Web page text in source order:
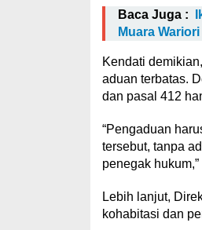
Baca Juga :
Muara Wariori
Kendati
aduan terbatas.
dan pasal 412
“Pengaduan
tersebut, tanpa
penegak
Lebih lanjut,
kohabitasi dan